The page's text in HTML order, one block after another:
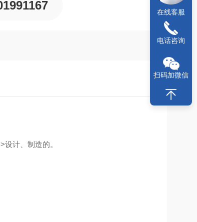
计、制造的。
在线客服
电话咨询
扫码加微信